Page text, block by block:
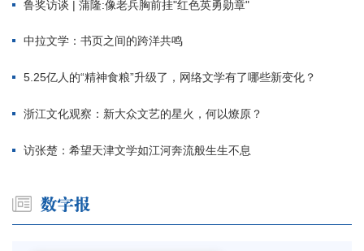
鲁奖访谈 | 蒲隆:像老兵胸前挂"红色英勇勋章"
中拉文学：书页之间的跨洋共鸣
5.25亿人的“精神食粮”升级了，网络文学有了哪些新变化？
浙江文化观察：新大众文艺的星火，何以燎原？
访张楚：希望天津文学如江河奔流般生生不息